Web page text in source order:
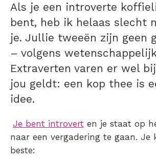
Als je een introverte
bent, heb ik helaas slecht
je. Jullie tweeën zijn geen
– volgens
Extraverten varen er wel
jou geldt: een kop thee is
idee.
Je bent introvert en je staat op
naar een vergadering te gaan.
beste: